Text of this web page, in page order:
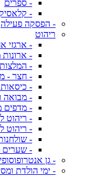
- ספרים
-
- הפסקה פעילה
ריהוט
- ארגזי
- ארונות
- המלצות
- חצר -
-
- מבואה
- מדפים
- ריהוט
- ריהוט
-
- שערים
- גן אנטרופוסופי
- ימי הולדת